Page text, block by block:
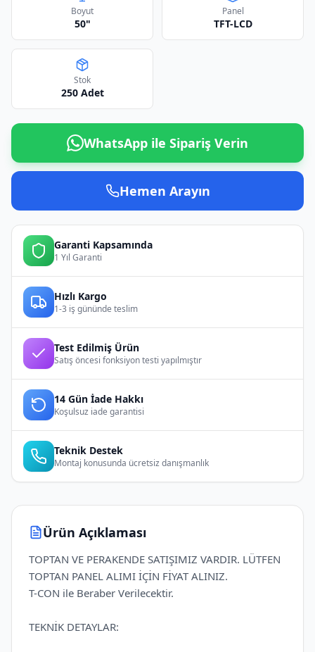
Ürün Açıklaması
TOPTAN VE PERAKENDE SATIŞIMIZ VARDIR. LÜTFEN
TOPTAN PANEL ALIMI İÇİN FİYAT ALINIZ.
T-CON ile Beraber Verilecektir.
TEKNİK DETAYLAR:
Boyut
50"
Panel
TFT-LCD
Stok
250Adet
WhatsApp ile Sipariş Verin
Hemen Arayın
Garanti Kapsamında
1 Yıl Garanti
Hızlı Kargo
1-3 iş gününde teslim
Test Edilmiş Ürün
Satış öncesi fonksiyon testi yapılmıştır
14 Gün İade Hakkı
Koşulsuz iade garantisi
Teknik Destek
Montaj konusunda ücretsiz danışmanlık